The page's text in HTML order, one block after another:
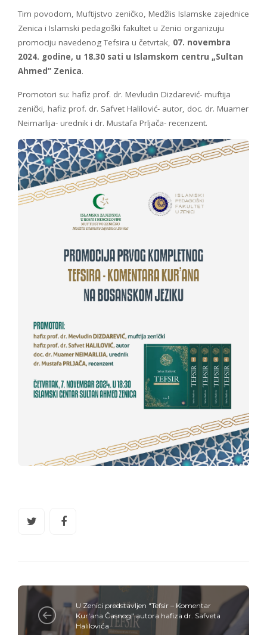
Tim povodom, Muftijstvo zeničko, Medžlis Islamske zajednice
Zenica i Islamski pedagoški fakultet u Zenici organizuju
promociju navedenog Tefsira u četvrtak, 07. novembra
2024. godine, u 18.30 sati u Islamskom centru „Sultan
Ahmed” Zenica.
Promotori su: hafiz prof. dr. Mevludin Dizdarević- muftija
zenički, hafiz prof. dr. Safvet Halilović- autor, doc. dr. Muamer
Neimarlija- urednik i dr. Mustafa Prljača- recenzent.
U Zenici predstavljen "Tefsir – Komentar
Kur'ana Časnog" autora hafiza dr. Safveta
Halilovića